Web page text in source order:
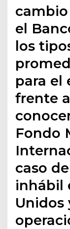
el
los
para el
frente
Fondo
caso
inhábil
Unidos